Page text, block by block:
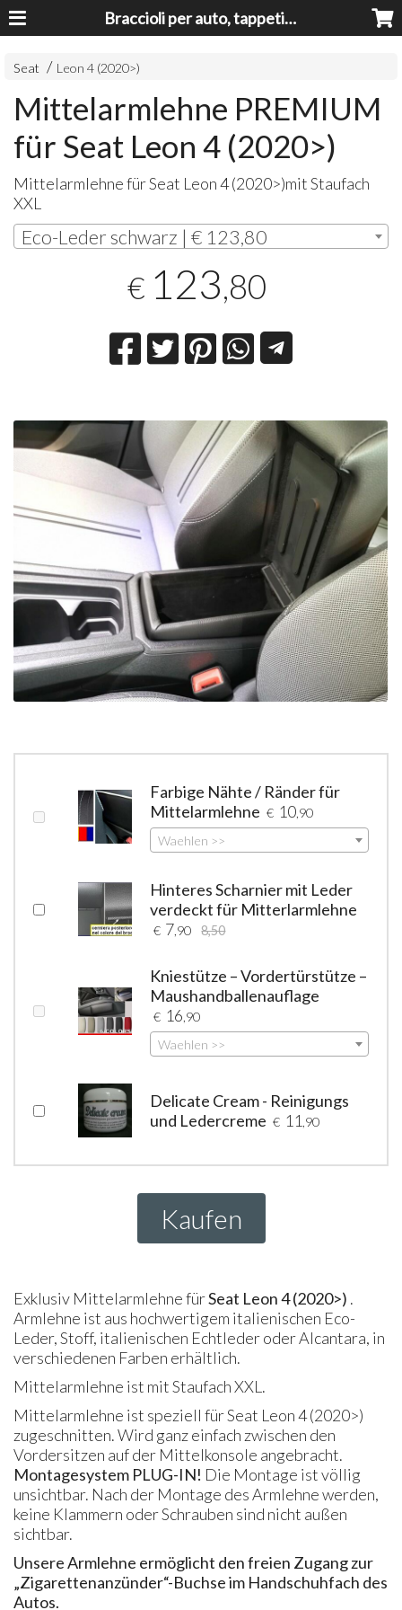
Braccioli per auto, tappeti auto, accessori auto MADE IN ITALY - Armrests, Mittelarmlehnen, Accoundoirs
Seat Leon 4 (2020>)
Mittelarmlehne PREMIUM
für Seat Leon 4 (2020>)
Mittelarmlehne für Seat Leon 4 (2020>)mit Staufach
XXL
Eco-Leder schwarz | € 123,80
€ 123,80
Farbige Nähte / Ränder für
Mittelarmlehne € 10 ,90
Waehlen >>
Hinteres Scharnier mit Leder
verdeckt für Mitterlarmlehne
€ 7 ,90 8,50
Kniestütze – Vordertürstütze –
Maushandballenauflage
€ 16 ,90
Waehlen >>
Delicate Cream - Reinigungs
und Ledercreme € 11 ,90
Kaufen
Exklusiv Mittelarmlehne fürSeat Leon 4 (2020>) .
Armlehne ist aus hochwertigem italienischen Eco-
Leder, Stoff, italienischen Echtleder oder Alcantara, in
verschiedenen Farben erhältlich.
Mittelarmlehne ist mit StaufachXXL .
Mittelarmlehne ist speziell für Seat Leon 4 (2020>)
zugeschnitten. Wird ganz einfach zwischen den
Vordersitzen auf der Mittelkonsole angebracht.
Montagesystem PLUG-IN! Die Montage ist völlig
unsichtbar. Nach der Montage des Armlehne werden,
keine Klammern oder Schrauben sind nicht außen
sichtbar.
Unsere Armlehne ermöglicht den freien Zugang zur
„Zigarettenanzünder“-Buchse im Handschuhfach des
Autos.